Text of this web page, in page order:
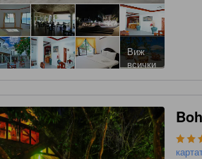
Виж
всички